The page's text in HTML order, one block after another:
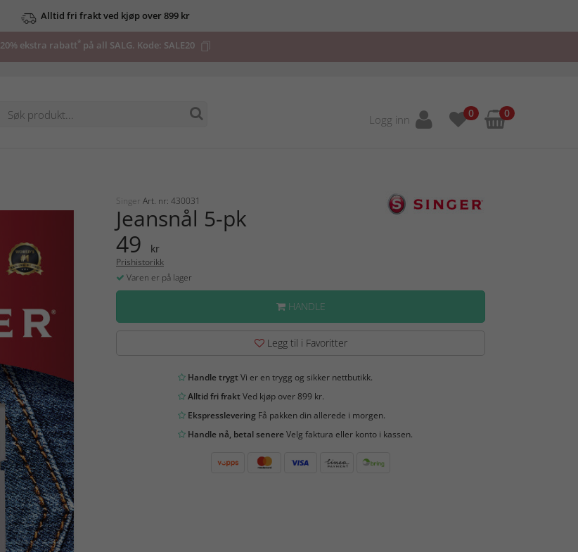
Alltid fri frakt ved kjøp over 899 kr
20% ekstra rabatt* på all SALG. Kode: SALE20
Logg inn 0 0
Singer Art. nr: 430031
Jeansnål 5-pk
49 kr
Prishistorikk
Varen er på lager
HANDLE
Legg til i Favoritter
Handle trygtVi er en trygg og sikker nettbutikk.
Alltid fri fraktVed kjøp over 899 kr.
EkspressleveringFå pakken din allerede i morgen.
Handle nå, betal senereVelg faktura eller konto i kassen.